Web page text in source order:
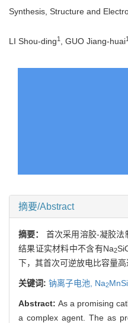
Synthesis, Structure and
LI Shou-ding1 , GUO Jiang-huai1
摘要/Abstract
摘要： 首次采用溶胶-凝胶法
结果证实材料中不含有Na2
下，其首次可逆放电比容量高
关键词: 钠离子电池, Na2
Abstract:As a promising
a complex agent. The as